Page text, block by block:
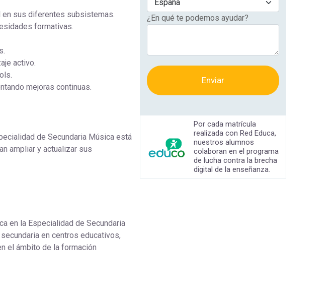
en sus diferentes subsistemas.
formativas.
activo.
mejoras continuas.
de Secundaria Música está
ampliar y actualizar sus
en la Especialidad de Secundaria
en centros educativos,
el ámbito de la formación
¿En qué te podemos ayudar?
Enviar
Por cada matrícula
realizada con Red Educa,
nuestros alumnos
colaboran en el programa
de lucha contra la brecha
digital de la enseñanza.